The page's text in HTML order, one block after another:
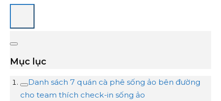
Mục lục
Danh sách 7 quán cà phê sống ảo bên đường
cho team thích check-in sống ảo